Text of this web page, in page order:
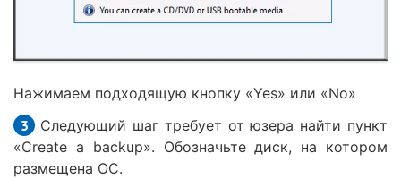
Нажимаем подходящую кнопку «Yes» или «No»
Следующий шаг требует от юзера найти пункт
«Create a backup». Обозначьте диск, на котором
размещена ОС.